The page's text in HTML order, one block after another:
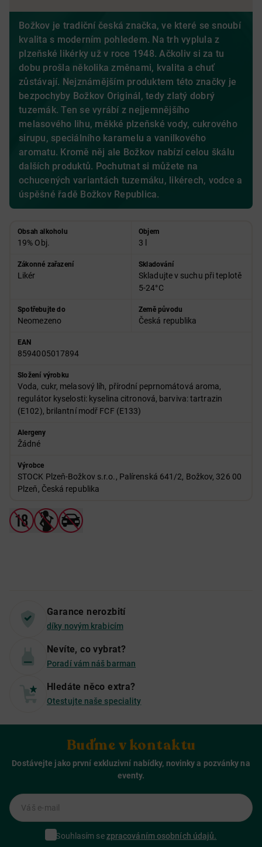
Božkov je tradiční česká značka, ve které se snoubí
kvalita s moderním pohledem. Na trh vyplula z
plzeňské likérky už v roce 1948. Ačkoliv si za tu
dobu prošla několika změnami, kvalita a chuť
zůstávají. Nejznámějším produktem této značky je
bezpochyby Božkov Originál, tedy zlatý dobrý
tuzemák. Ten se vyrábí z nejjemnějšího
melasového lihu, měkké plzeňské vody, cukrového
sirupu, speciálního karamelu a vanilkového
aromatu. Kromě něj ale Božkov nabízí celou škálu
dalších produktů. Pochutnat si můžete na
ochucených variantách tuzemáku, likérech, vodce a
úspěšné řadě Božkov Republica.
Obsah alkoholu
19% Obj.
Objem
3 l
Zákonné zařazení
Likér
Skladování
Skladujte v suchu při teplotě
5-24°C
Spotřebujte do
Neomezeno
Země původu
Česká republika
EAN
8594005017894
Složení výrobku
Voda, cukr, melasový líh, přírodní peprnomátová aroma,
regulátor kyselosti: kyselina citronová, barviva: tartrazin
(E102), brilantní modř FCF (E133)
Alergeny
Žádné
Výrobce
STOCK Plzeň-Božkov s.r.o., Palírenská 641/2, Božkov, 326 00
Plzeň, Česká republika
Garance nerozbití
díky novým krabicím
Nevíte, co vybrat?
Poradí vám náš barman
Hledáte něco extra?
Otestujte naše speciality
Buďme v kontaktu
Dostávejte jako první exkluzivní nabídky, novinky a pozvánky na
eventy.
Váš e-mail
Souhlasím sezpracováním osobních údajů.